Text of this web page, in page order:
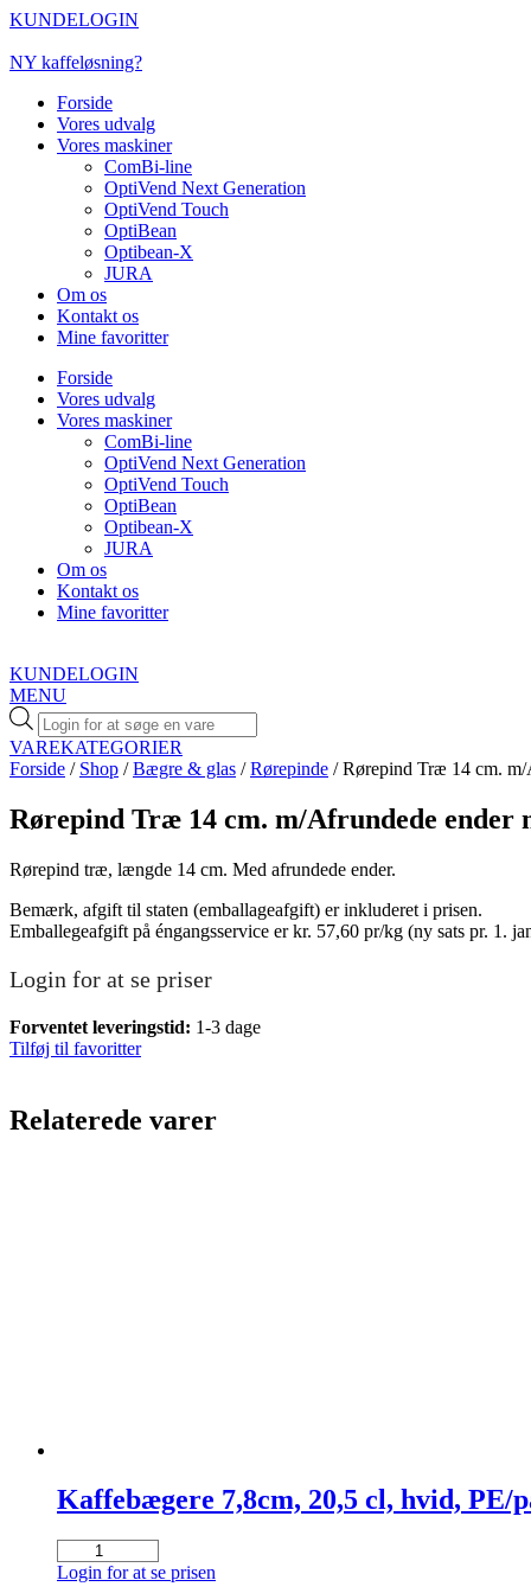
Videre
indhold
KUNDELOGIN
NY kaffeløsning?
Forside
Vores udvalg
Vores maskiner
ComBi-line
OptiVend Next Generation
OptiVend Touch
OptiBean
Optibean-X
JURA
Om os
Kontakt os
Mine favoritter
Forside
Vores udvalg
Vores maskiner
ComBi-line
OptiVend Next Generation
OptiVend Touch
OptiBean
Optibean-X
JURA
Om os
Kontakt os
Mine favoritter
KUNDELOGIN
MENU
Products
search
VAREKATEGORIER
Forside / Shop /Bægre & glas /Rørepinde / Rørepind Træ 14 cm. m/
Rørepind Træ 14 cm. m/Afrundede ender
Rørepind træ, længde 14 cm. Med afrundede ender.
Bemærk, afgift til staten (emballageafgift) er inkluderet i prisen.
Emballegeafgift på éngangsservice er kr. 57,60 pr/kg (ny sats pr. 1.
Login for at se priser
Forventet leveringstid: 1-3 dage
Tilføj til favoritter
Relaterede varer
Kaffebægere 7,8cm, 20,5 cl, hvid, PE/
Kaffebægere
7,8cm,
Login for at se prisen